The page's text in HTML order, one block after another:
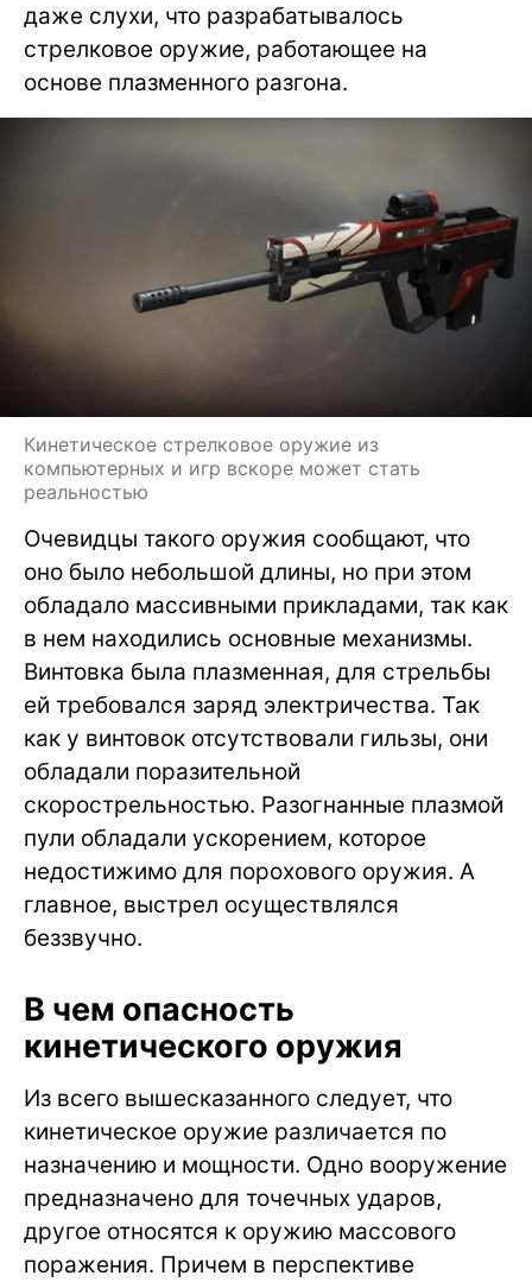
даже слухи, что разрабатывалось
стрелковое оружие, работающее на
основе плазменного разгона.
Кинетическое стрелковое оружие из
компьютерных и игр вскоре может стать
реальностью
Очевидцы такого оружия сообщают, что
оно было небольшой длины, но при этом
обладало массивными прикладами, так как
в нем находились основные механизмы.
Винтовка была плазменная, для стрельбы
ей требовался заряд электричества. Так
как у винтовок отсутствовали гильзы, они
обладали поразительной
скорострельностью. Разогнанные плазмой
пули обладали ускорением, которое
недостижимо для порохового оружия. А
главное, выстрел осуществлялся
беззвучно.
В чем опасность
кинетического оружия
Из всего вышесказанного следует, что
кинетическое оружие различается по
назначению и мощности. Одно вооружение
предназначено для точечных ударов,
другое относятся к оружию массового
поражения. Причем в перспективе